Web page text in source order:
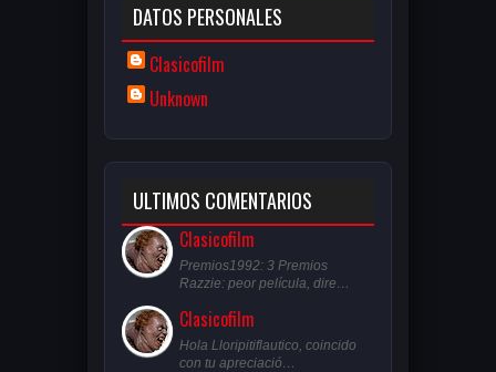
DATOS PERSONALES
Clasicofilm
Unknown
ULTIMOS COMENTARIOS
Clasicofilm
Premios1992: 3 Premios
Razzie: peor película, dire…
Clasicofilm
Hola Lloripitiflautico, coincido
con tu apreciació…